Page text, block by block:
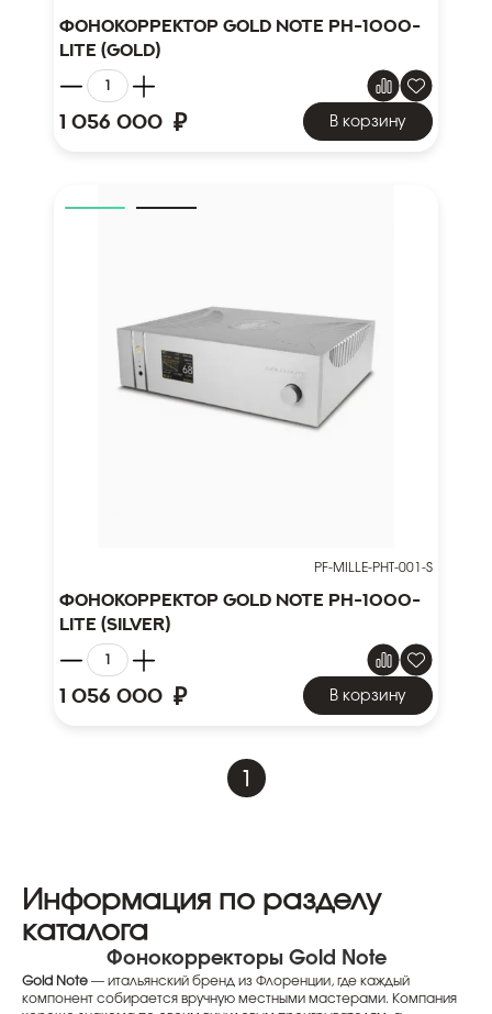
Фонокорректор Gold Note PH-1000-
Lite (Gold)
1 056 000 ₽ В корзину
PF-MILLE-PHT-001-S
Фонокорректор Gold Note PH-1000-
Lite (silver)
1 056 000 ₽ В корзину
1
Информация по разделу
каталога
Фонокорректоры Gold Note
Gold Note — итальянский бренд из Флоренции, где каждый
компонент собирается вручную местными мастерами. Компания